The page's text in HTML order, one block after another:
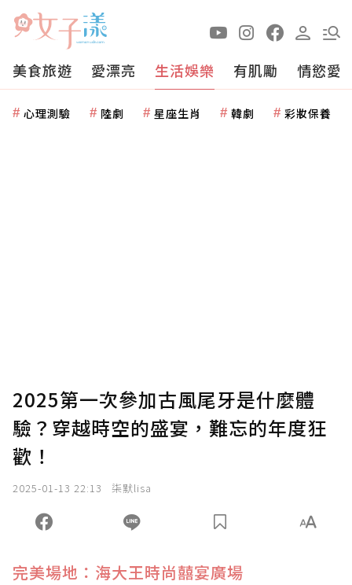
美食旅遊 愛漂亮 生活娛樂 有肌勵 情慾愛
心理測驗 陸劇 星座生肖 韓劇 彩妝保養
2025第一次參加古風尾牙是什麼體
驗？穿越時空的盛宴，難忘的年度狂
歡！
2025-01-13 22:13 柒默lisa
完美場地：海大王時尚囍宴廣場